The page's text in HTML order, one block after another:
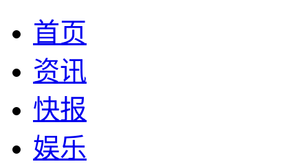
首页
资讯
快报
娱乐